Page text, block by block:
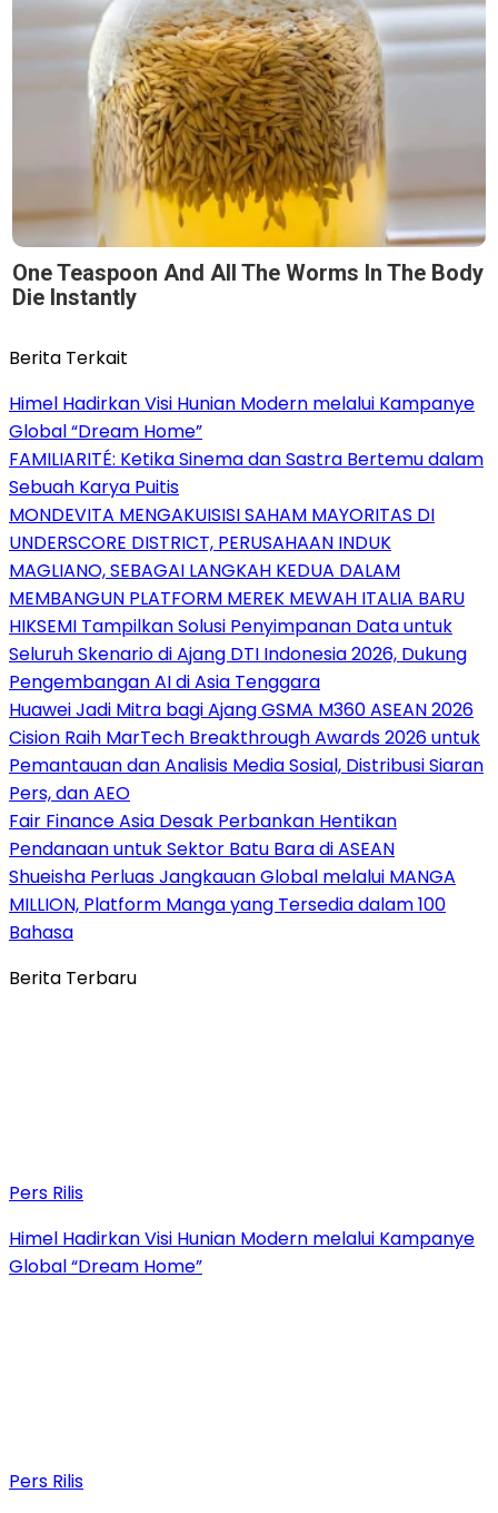
One Teaspoon And All The Worms In The Body
Die Instantly
Berita Terkait
Himel Hadirkan Visi Hunian Modern melalui Kampanye
Global “Dream Home”
FAMILIARITÉ: Ketika Sinema dan Sastra Bertemu dalam
Sebuah Karya Puitis
MONDEVITA MENGAKUISISI SAHAM MAYORITAS DI
UNDERSCORE DISTRICT, PERUSAHAAN INDUK
MAGLIANO, SEBAGAI LANGKAH KEDUA DALAM
MEMBANGUN PLATFORM MEREK MEWAH ITALIA BARU
HIKSEMI Tampilkan Solusi Penyimpanan Data untuk
Seluruh Skenario di Ajang DTI Indonesia 2026, Dukung
Pengembangan AI di Asia Tenggara
Huawei Jadi Mitra bagi Ajang GSMA M360 ASEAN 2026
Cision Raih MarTech Breakthrough Awards 2026 untuk
Pemantauan dan Analisis Media Sosial, Distribusi Siaran
Pers, dan AEO
Fair Finance Asia Desak Perbankan Hentikan
Pendanaan untuk Sektor Batu Bara di ASEAN
Shueisha Perluas Jangkauan Global melalui MANGA
MILLION, Platform Manga yang Tersedia dalam 100
Bahasa
Berita Terbaru
Pers Rilis
Himel Hadirkan Visi Hunian Modern melalui Kampanye
Global “Dream Home”
Pers Rilis